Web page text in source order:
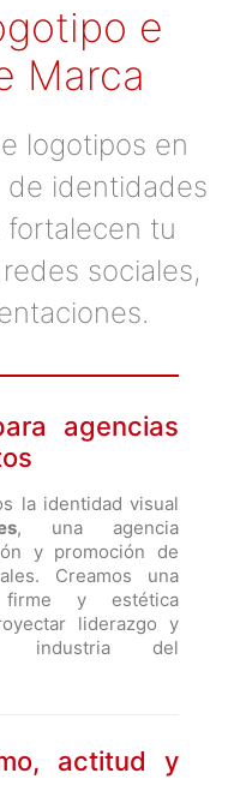
e
Marca
logotipos en
de identidades
fortalecen tu
sociales,
agencias
la identidad visual
, una agencia
y promoción de
Creamos una
firme y estética
liderazgo y
industria del
actitud y